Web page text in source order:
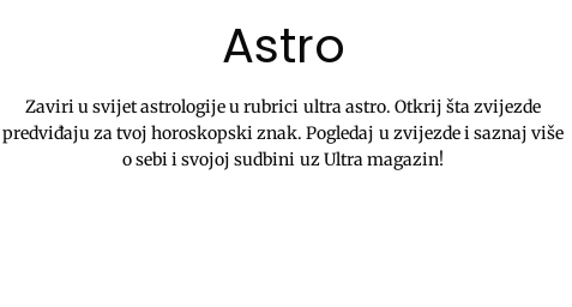
Astro
Zaviri u svijet astrologije u rubrici ultra astro. Otkrij šta zvijezde
predviđaju za tvoj horoskopski znak. Pogledaj u zvijezde i saznaj više
o sebi i svojoj sudbini uz Ultra magazin!